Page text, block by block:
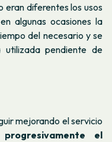
eran diferentes los usos
algunas ocasiones la
del necesario y se
pendiente de
mejorando el servicio
progresivamente el